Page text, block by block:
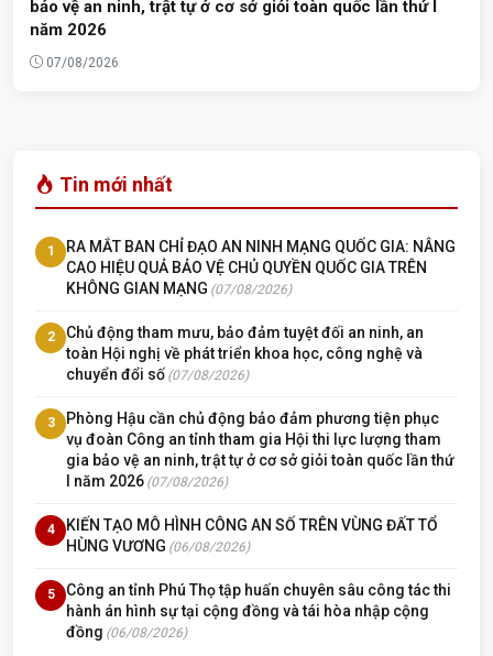
bảo vệ an ninh, trật tự ở cơ sở giỏi toàn quốc lần thứ I
năm 2026
07/08/2026
Tin mới nhất
1
RA MẮT BAN CHỈ ĐẠO AN NINH MẠNG QUỐC GIA: NÂNG
CAO HIỆU QUẢ BẢO VỆ CHỦ QUYỀN QUỐC GIA TRÊN
KHÔNG GIAN MẠNG (07/08/2026)
2
Chủ động tham mưu, bảo đảm tuyệt đối an ninh, an
toàn Hội nghị về phát triển khoa học, công nghệ và
chuyển đổi số (07/08/2026)
3
Phòng Hậu cần chủ động bảo đảm phương tiện phục
vụ đoàn Công an tỉnh tham gia Hội thi lực lượng tham
gia bảo vệ an ninh, trật tự ở cơ sở giỏi toàn quốc lần thứ
I năm 2026 (07/08/2026)
4
KIẾN TẠO MÔ HÌNH CÔNG AN SỐ TRÊN VÙNG ĐẤT TỔ
HÙNG VƯƠNG (06/08/2026)
5
Công an tỉnh Phú Thọ tập huấn chuyên sâu công tác thi
hành án hình sự tại cộng đồng và tái hòa nhập cộng
đồng (06/08/2026)